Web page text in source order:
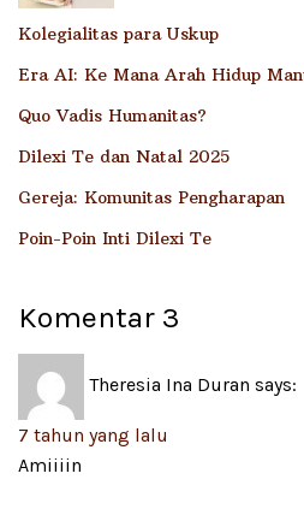
Kolegialitas para Uskup
Era AI: Ke Mana Arah Hidup
Quo Vadis Humanitas?
Dilexi Te dan Natal 2025
Gereja: Komunitas Pengharapan
Poin-Poin Inti Dilexi Te
Komentar 3
Theresia Ina Duran says:
7 tahun yang lalu
Amiiiin